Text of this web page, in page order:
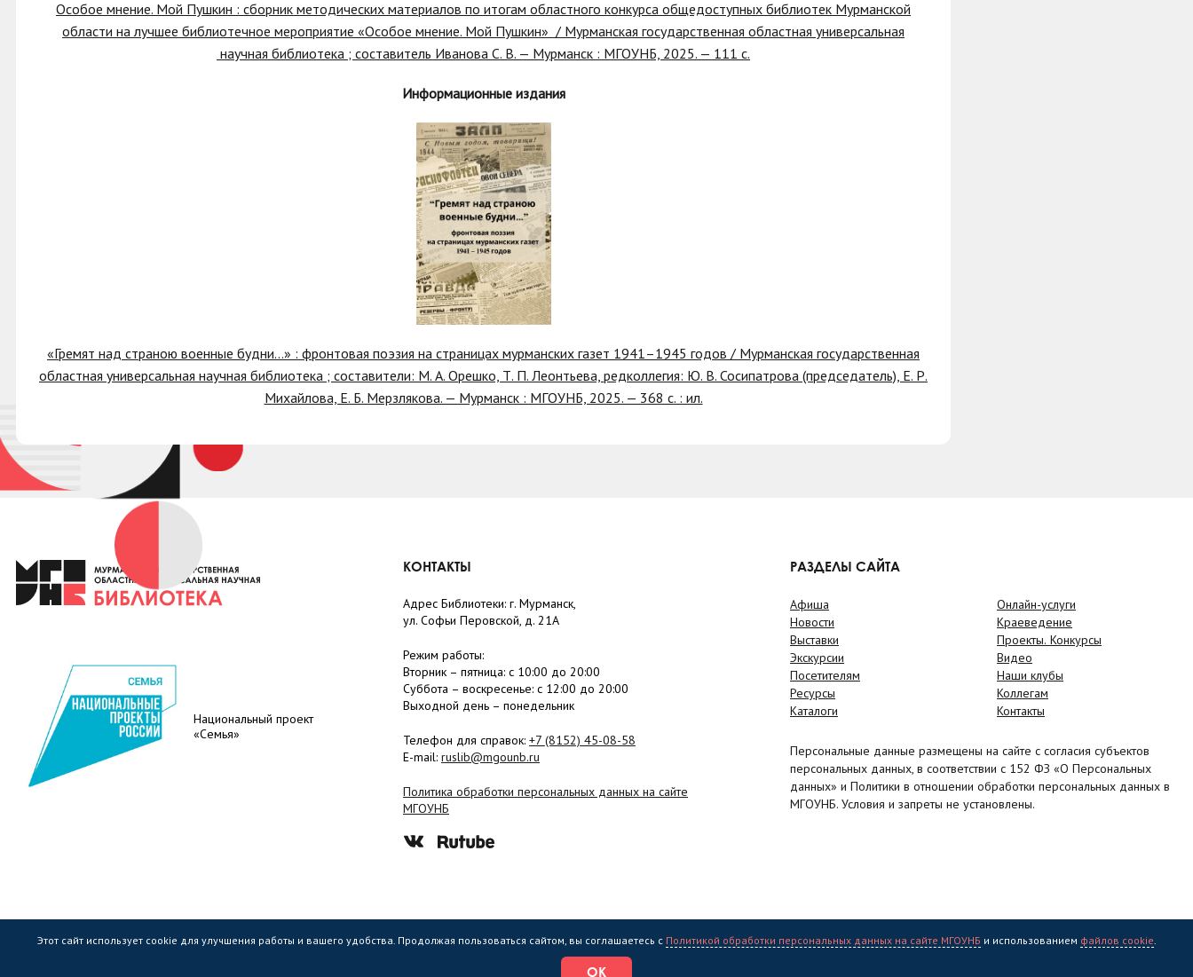
Особое мнение. Мой Пушкин : сборник методических материалов по итогам областного конкурса общедоступных библиотек Мурманской
области на лучшее библиотечное мероприятие «Особое мнение. Мой Пушкин» / Мурманская государственная областная универсальная
научная библиотека ; составитель Иванова С. В. — Мурманск : МГОУНБ, 2025. — 111 с.
Информационные издания
«Гремят над страною военные будни…» : фронтовая поэзия на страницах мурманских газет 1941–1945 годов / Мурманская государственная
областная универсальная научная библиотека ; составители: М. А. Орешко, Т. П. Леонтьева, редколлегия: Ю. В. Сосипатрова (председатель), Е. Р.
Михайлова, Е. Б. Мерзлякова. — Мурманск : МГОУНБ, 2025. — 368 с. : ил.
Национальный проект
«Семья»
КОНТАКТЫ
Адрес Библиотеки: г. Мурманск,
ул. Софьи Перовской, д. 21А
Режим работы:
Вторник – пятница: с 10:00 до 20:00
Суббота – воскресенье: c 12:00 до 20:00
Выходной день – понедельник
Телефон для справок: +7 (8152) 45-08-58
E-mail: ruslib@mgounb.ru
Политика обработки персональных данных на сайте
МГОУНБ
РАЗДЕЛЫ САЙТА
Афиша
Новости
Выставки
Экскурсии
Посетителям
Ресурсы
Каталоги
Онлайн-услуги
Краеведение
Проекты. Конкурсы
Видео
Наши клубы
Коллегам
Контакты
Персональные данные размещены на сайте с согласия субъектов
персональных данных, в соответствии с 152 ФЗ «О Персональных
данных» и Политики в отношении обработки персональных данных в
МГОУНБ. Условия и запреты не установлены.
Государственное областное бюджетное учреждение культуры "Мурманская государственная областная универсальная научная библиотека" (МГОУНБ) © 2006 - 2026
Этот сайт использует cookie для улучшения работы и вашего удобства. Продолжая пользоваться сайтом, вы соглашаетесь с Политикой обработки персональных данных на сайте МГОУНБ и использованием файлов cookie.
ОК